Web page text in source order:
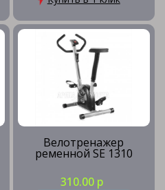
Велотренажер
ременной SE 1310
310.00 р